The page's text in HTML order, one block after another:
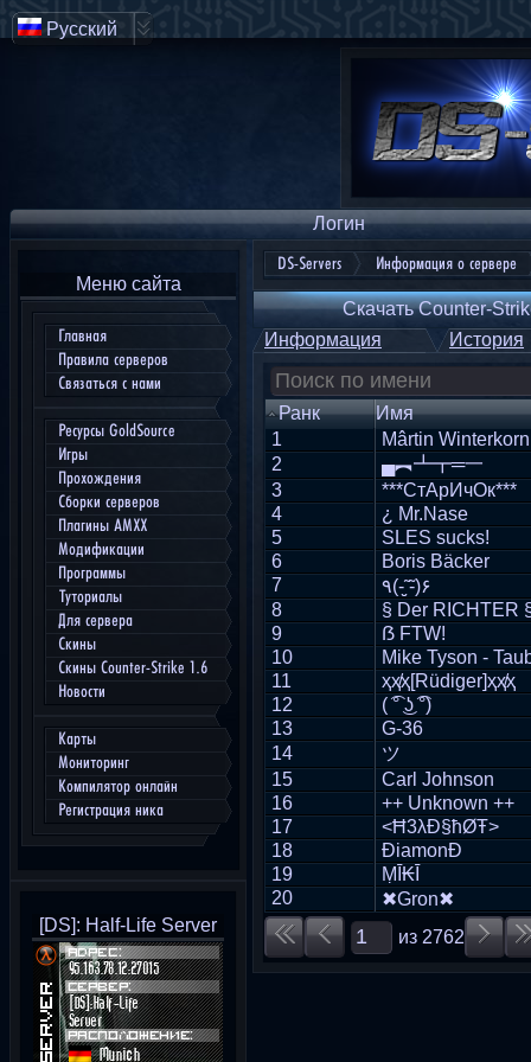
Логин
Меню сайта
Главная
Правила серверов
Связаться с нами
Ресурсы GoldSource
Игры
Прохождения
Сборки серверов
Плагины AMXX
Модификации
Программы
Туториалы
Для сервера
Скины
Скины Counter-Strike 1.6
Новости
Карты
Мониторинг
Компилятор онлайн
Регистрация ника
[DS]: Half-Life Server
DS-Servers Информация о сервере
Скачать Counter-
Информация
История
Ранк
Имя
1
Mârtin
2
▄︻┻┳═一
3
***CтАрИчОк***
4
¿ Mr.Nase
5
SLES sucks!
6
Boris Bäcker
7
٩(- ̮̮̃-̃)۶
8
§ Der RICHTER
9
ẞ FTW!
10
Mike Tyson -
11
ҳҳ̸ҳ[Rüdiger]ҳҳ̸ҳ
12
( ͡° ͜ʖ ͡°)
13
G-36
14
ツ
15
Carl Johnson
16
++ Unknown ++
17
<Ħ3λÐ§ħØŦ>
18
ĐiamonĐ
19
ṂῙ₭Ῑ
20
✖Gron✖
из 2762
Русский